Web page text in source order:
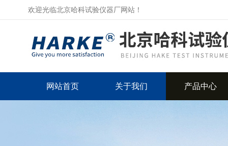
欢迎光临北京哈科试验仪器厂网站！
网站首页 关于我们 产品中心